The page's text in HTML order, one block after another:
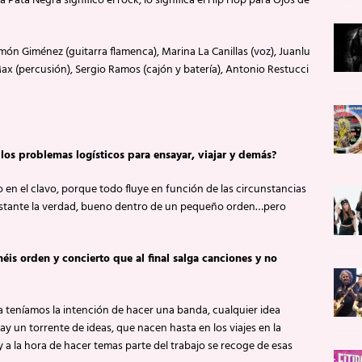
Giménez (guitarra flamenca), Marina La Canillas (voz), Juanlu
(percusión), Sergio Ramos (cajón y batería), Antonio Restucci
problemas logísticos para ensayar, viajar y demás?
el clavo, porque todo fluye en función de las circunstancias
la verdad, bueno dentro de un pequeño orden…pero
orden y concierto que al final salga canciones y no
teníamos la intención de hacer una banda, cualquier idea
un torrente de ideas, que nacen hasta en los viajes en la
la hora de hacer temas parte del trabajo se recoge de esas